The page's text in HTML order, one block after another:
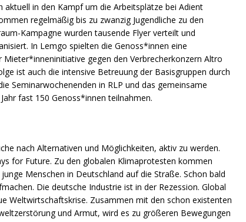
aktuell in den Kampf um die Arbeitsplätze bei Adient
regelmäßig bis zu zwanzig Jugendliche zu den
Kampagne wurden tausende Flyer verteilt und
In Lemgo spielten die Genoss*innen eine
Mieter*inneninitiative gegen den Verbrecherkonzern Altro
ist auch die intensive Betreuung der Basisgruppen durch
Seminarwochenenden in RLP und das gemeinsame
fast 150 Genoss*innen teilnahmen.
nach Alternativen und Möglichkeiten, aktiv zu werden.
for Future. Zu den globalen Klimaprotesten kommen
Menschen in Deutschland auf die Straße. Schon bald
Die deutsche Industrie ist in der Rezession. Global
Weltwirtschaftskrise. Zusammen mit den schon existenten
und Armut, wird es zu größeren Bewegungen